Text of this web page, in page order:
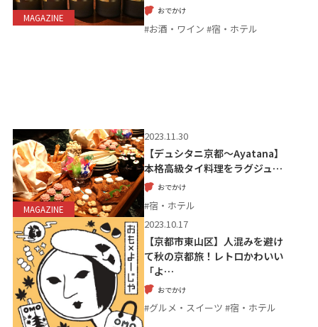
MAGAZINE
おでかけ
#お酒・ワイン #宿・ホテル
MAGAZINE
2023.11.30
【デュシタニ京都～Ayatana】
本格高級タイ料理をラグジュ…
おでかけ
#宿・ホテル
2023.10.17
【京都市東山区】人混みを避け
て秋の京都旅！レトロかわいい
「よ…
おでかけ
#グルメ・スイーツ #宿・ホテル